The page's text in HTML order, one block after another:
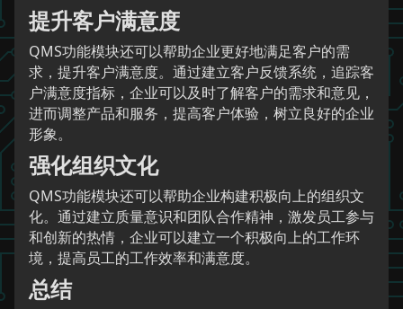
提升客户满意度
QMS功能模块还可以帮助企业更好地满足客户的需
求，提升客户满意度。通过建立客户反馈系统，追踪客
户满意度指标，企业可以及时了解客户的需求和意见，
进而调整产品和服务，提高客户体验，树立良好的企业
形象。
强化组织文化
QMS功能模块还可以帮助企业构建积极向上的组织文
化。通过建立质量意识和团队合作精神，激发员工参与
和创新的热情，企业可以建立一个积极向上的工作环
境，提高员工的工作效率和满意度。
总结